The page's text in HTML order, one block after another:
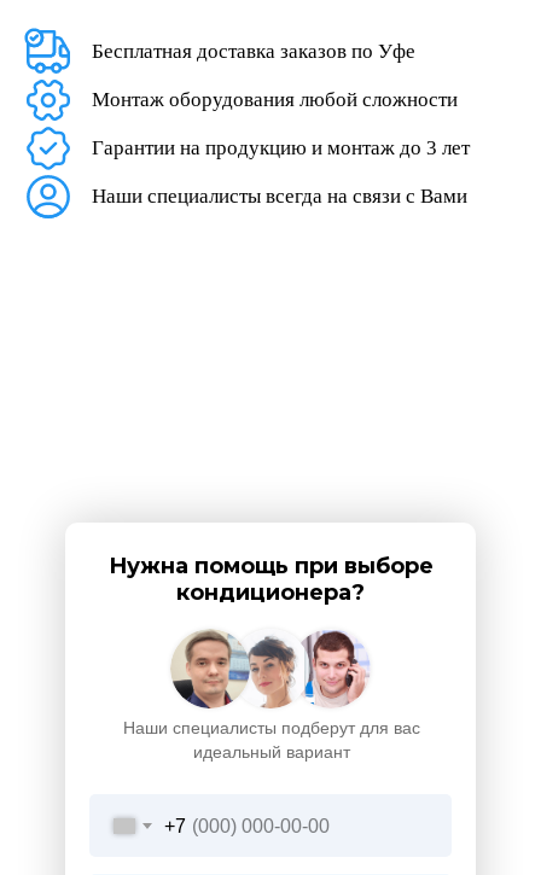
Бесплатная доставка заказов по Уфе
Монтаж оборудования любой сложности
Гарантии на продукцию и монтаж до 3 лет
Наши специалисты всегда на связи с Вами
Наши специалисты подберут для вас
идеальный вариант
Нужна помощь при выборе
кондиционера?
+7